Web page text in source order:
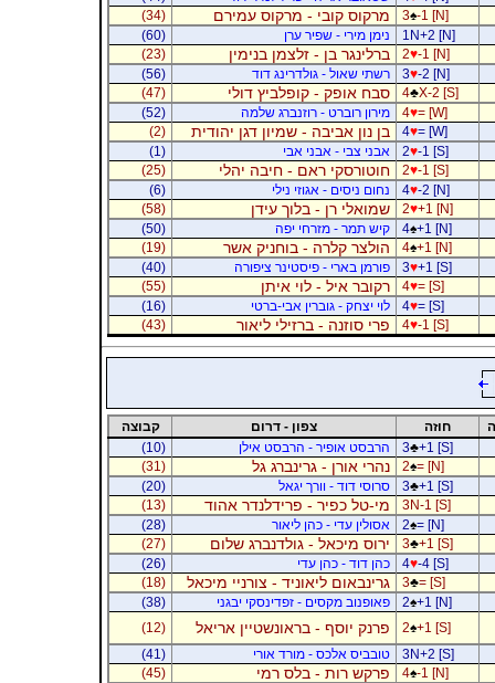
3♠-1 [N] מרקוס קובי - מרקוס עמירם
(34)
1N+2 [N]
נימן מירי - שפיר ערן
(60)
2♥-1 [N] ברלינגר בן - זלצמן בנימין
(23)
3♥-2 [N] רשתי שאול - גולדרינג דוד
(56)
4♣X-2 [S] סבח אופק - קופלביץ דולי
(47)
4♥= [W] מירון רוברט - רוזנברג שלמה
(52)
4♥= [W] בן נון אביבה - שמיון דגן יהודית
(2)
2♥-1 [S] אבני צבי - אבני אבי
(1)
2♥-1 [S] חוטורסקי ראם - חיבה יהלי
(25)
4♥-2 [N] נחום ניסים - אגוזי נילי
(6)
2♥+1 [N] שמואלי רן - בלוך עידן
(58)
4♠+1 [N] קיש תמר - מזרחי יפה
(50)
4♠+1 [N] הולצר קלרה - בוחניק אשר
(19)
3♥+1 [S] פורמן בארי - פיסטינר ציפורה
(40)
4♥= [S] רקובר איל - לוי איתן
(55)
4♥= [S] לוי יצחק - גוברין אבי-ברטי
(16)
4♥-1 [S] פרי סוזנה - ברזילי ליאור (43)
חוזה צפון - דרום
קבוצה
3♣+1 [S] הרבסט אופיר - הרבסט אילן
(10)
2♠= [N] נהרי אורן - גרינברג גל
(31)
3♣+1 [S] סרוסי דוד - וורך יגאל
(20)
3N-1 [S]
מי-טל כפיר - פרידלנדר אהוד
(13)
2♠= [N] אסולין עדי - כהן ליאור
(28)
3♣+1 [S] ירוס מיכאל - גולדנברג שלום
(27)
4♥-4 [S] כהן דוד - כהן עדי
(26)
3♣= [S] גרינבאום ליאוניד - צורניי מיכאל
(18)
2♠+1 [N] פאופנוב מקסים - זפדינסקי יבגני
(38)
2♠+1 [S] פרנק יוסף - בראונשטיין אריאל
(12)
3N+2 [S]
טובביס אלכס - מורד אורי
(41)
4♠-1 [N] פרקש רות - בלס רמי
(45)